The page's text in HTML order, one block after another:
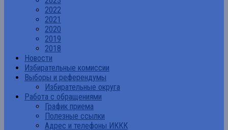
2022
2021
2020
2019
2018
Новости
Избирательные комиссии
Выборы и референдумы
Избирательные округа
Работа с обращениями
График приема
Полезные ссылки
Адрес и телефоны ИККК